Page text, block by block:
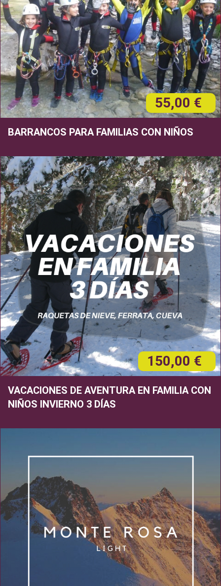
55,00 €
BARRANCOS PARA FAMILIAS CON NIÑOS
150,00 €
VACACIONES DE AVENTURA EN FAMILIA CON
NIÑOS INVIERNO 3 DÍAS